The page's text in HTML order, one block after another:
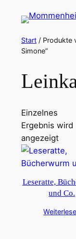
Inhalt
springen
Start/ Produkte
Simone“
Einzelnes
Ergebnis wird
angezeigt
Leseratte,
und Co.